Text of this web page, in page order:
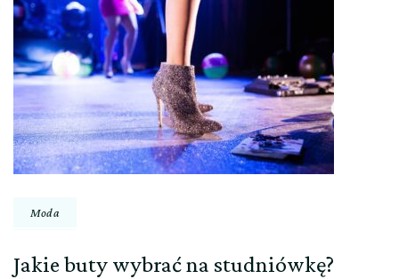
Moda
Jakie buty wybrać na studniówkę?